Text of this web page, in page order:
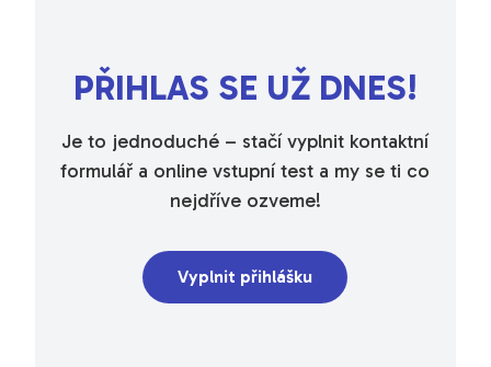
PŘIHLAS SE UŽ DNES!
Je to jednoduché – stačí vyplnit kontaktní
formulář a online vstupní test a my se ti co
nejdříve ozveme!
Vyplnit přihlášku